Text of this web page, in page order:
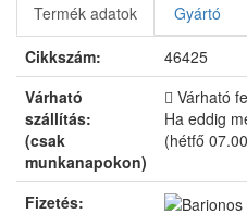
Termék adatok
Gyártó
Cikkszám:
46425
Várható
szállítás:
(csak
munkanapokon)
Várható
Ha eddig
(hétfő
Fizetés: